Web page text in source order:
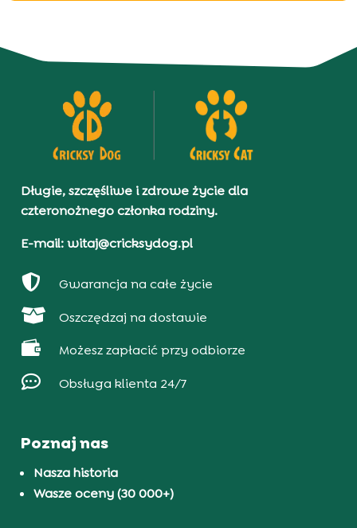
Długie, szczęśliwe i zdrowe życie dla
czteronożnego członka rodziny.
E-mail: witaj@cricksydog.pl
 Gwarancja na całe życie
 Oszczędzaj na dostawie
 Możesz zapłacić przy odbiorze
 Obsługa klienta 24/7
Poznaj nas
Nasza historia
Wasze oceny (30 000+)